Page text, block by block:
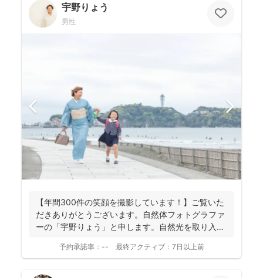
宇野りょう
男性
【年間300件の笑顔を撮影しています！】ご覧いた
だきありがとうございます。自然体フォトグラファ
ーの「宇野りょう」と申します。自然光を取り入れ
予約承諾率： -- 最終アクティブ： 7日以上前